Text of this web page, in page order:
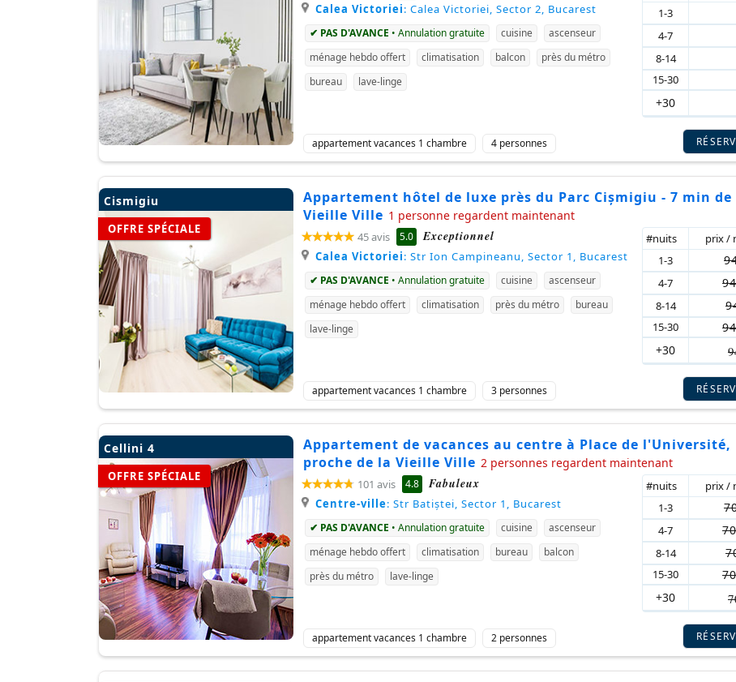
Calea Victoriei: Calea Victoriei, Sector 2, Bucarest
✔ PAS D'AVANCE • Annulation gratuite cuisine
ascenseur
ménage hebdo offert
climatisation balcon
près du métro
bureau
lave-linge
1-3
4-7
8-14
15-30
+30
appartement vacances 1 chambre 4 personnes
Cismigiu
OFFRE SPÉCIALE
Appartement hôtel de luxe près du Parc Cișmigiu - 7 min de
Vieille Ville 1 personne regardent maintenant
45 avis 5.0 Exceptionnel
Calea Victoriei: Str Ion Campineanu, Sector 1, Bucarest
✔ PAS D'AVANCE • Annulation gratuite cuisine
ascenseur
ménage hebdo offert
climatisation près du métro
bureau
lave-linge
#nuits
prix /
1-3
4-7 94
8-14
15-30 94
+30
appartement vacances 1 chambre 3 personnes
Cellini 4
OFFRE SPÉCIALE
Appartement de vacances au centre à Place de l'Université,
proche de la Vieille Ville 2 personnes regardent maintenant
101 avis 4.8 Fabuleux
Centre-ville: Str Batiștei, Sector 1, Bucarest
✔ PAS D'AVANCE • Annulation gratuite cuisine
ascenseur
ménage hebdo offert
climatisation bureau
balcon
près du métro
lave-linge
#nuits
prix /
1-3
4-7 70
8-14
15-30 70
+30
appartement vacances 1 chambre 2 personnes